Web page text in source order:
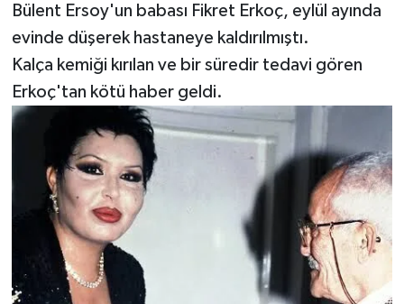
Bülent Ersoy'un babası Fikret Erkoç, eylül ayında
evinde düşerek hastaneye kaldırılmıştı.
Kalça kemiği kırılan ve bir süredir tedavi gören
Erkoç'tan kötü haber geldi.